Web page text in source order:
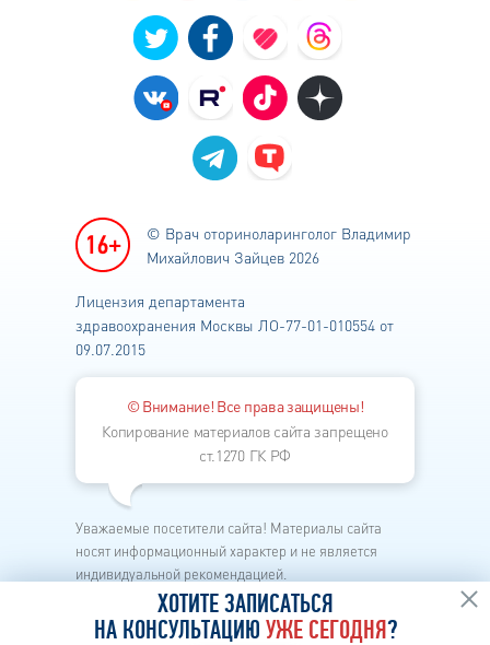
© Врач оториноларинголог Владимир
Михайлович Зайцев 2026
Лицензия департамента
здравоохранения Москвы ЛО-77-01-010554 от
09.07.2015
© Внимание! Все права защищены!
Копирование материалов сайта запрещено
ст.1270 ГК РФ
Уважаемые посетители сайта! Материалы сайта
носят информационный характер и не является
индивидуальной рекомендацией.
Каждый метод лечения имеет свои показания и
противопоказания.
ХОТИТЕ ЗАПИСАТЬСЯ
НА КОНСУЛЬТАЦИЮ УЖЕ СЕГОДНЯ?